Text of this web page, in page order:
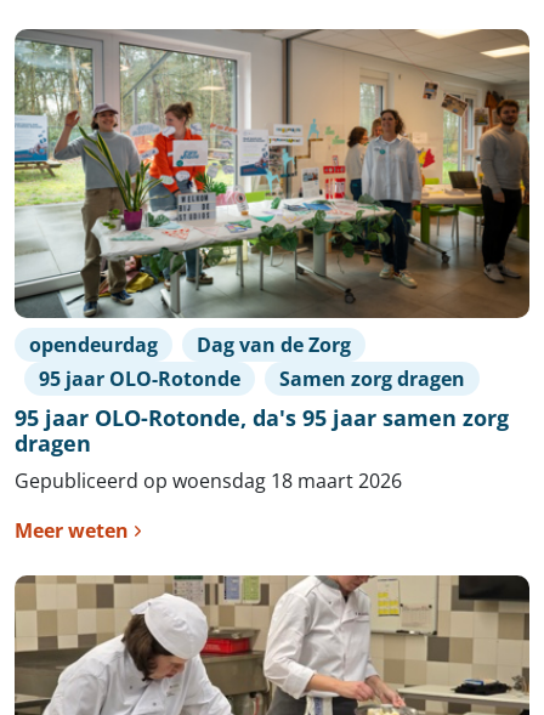
opendeurdag
Dag van de Zorg
95 jaar OLO-Rotonde
Samen zorg dragen
95 jaar OLO-Rotonde, da's 95 jaar samen zorg
dragen
Gepubliceerd op woensdag 18 maart 2026
Meer weten